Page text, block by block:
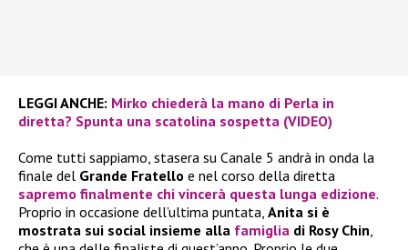
LEGGI ANCHE: Mirko chiederà la mano di Perla in
diretta? Spunta una scatolina sospetta (VIDEO)
Come tutti sappiamo, stasera su Canale 5 andrà in onda la
finale del Grande Fratello e nel corso della diretta
sapremo finalmente chi vincerà questa lunga edizione.
Proprio in occasione dell’ultima puntata, Anita si è
mostrata sui social insieme alla famiglia di Rosy Chin,